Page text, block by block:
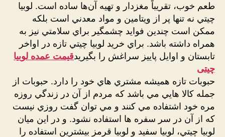
طعم خوب، تقريباً مغزدار و تهيه آن‌ها ساده است. لوبيا
چيتي نه تنها پر از ويتامين و مواد معدني است بلکه
ممکن است چندين فوايد چشمگير براي سلامتي نيز به
همراه داشته باشد. براي خريد لوبيا چيتي تازه در اواخر
تابستان و اوايل پاييز سراغش را بگيريدقیمت عمده لوبیا
چیتی
حبوبات تازه هميشه مشتري هاي خود را دارد. حبوبات از
جمله کالا هايي مي باشد که مردم از آن در زندگي روزه
مره خود اشتفاده مي کنند و مي توان گفت روزي نيست
که از آن در سر سفره ها استفاده نشود. و در اين ميان
لوبيا چيتي، لوبيا سفيد و لوبيا قرمز بيشترين استفاده را